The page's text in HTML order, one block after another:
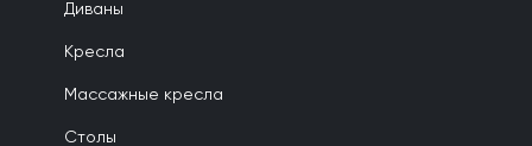
Диваны
Кресла
Массажные кресла
Столы